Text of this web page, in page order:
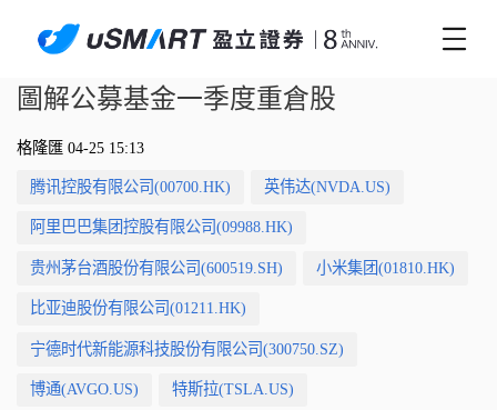
圖解公募基金一季度重倉股
格隆匯 04-25 15:13
腾讯控股有限公司(00700.HK) 英伟达(NVDA.US)
阿里巴巴集团控股有限公司(09988.HK)
贵州茅台酒股份有限公司(600519.SH) 小米集团(01810.HK)
比亚迪股份有限公司(01211.HK)
宁德时代新能源科技股份有限公司(300750.SZ)
博通(AVGO.US) 特斯拉(TSLA.US)